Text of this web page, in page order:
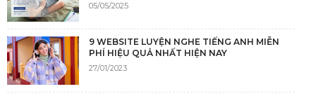
05/05/2025
9 WEBSITE LUYỆN NGHE TIẾNG ANH MIỄN
PHÍ HIỆU QUẢ NHẤT HIỆN NAY
27/01/2023